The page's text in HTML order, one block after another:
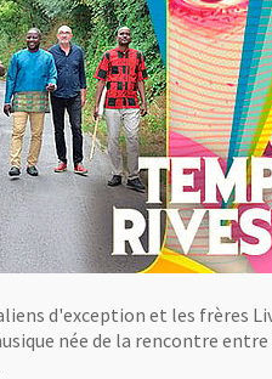
d'exception et les frères
née de la rencontre